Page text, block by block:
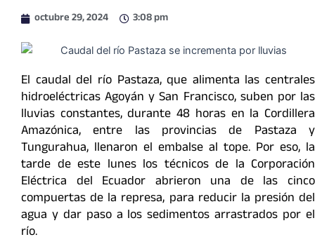
octubre 29, 2024 3:08 pm
El caudal del río Pastaza, que alimenta las centrales
hidroeléctricas Agoyán y San Francisco, suben por las
lluvias constantes, durante 48 horas en la Cordillera
Amazónica, entre las provincias de Pastaza y
Tungurahua, llenaron el embalse al tope. Por eso, la
tarde de este lunes los técnicos de la Corporación
Eléctrica del Ecuador abrieron una de las cinco
compuertas de la represa, para reducir la presión del
agua y dar paso a los sedimentos arrastrados por el
río.